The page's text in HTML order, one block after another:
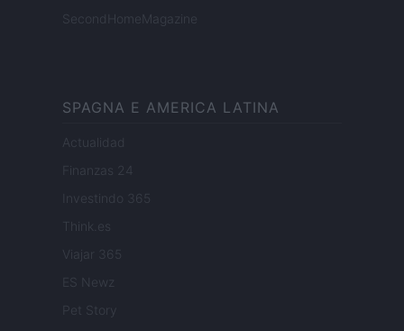
SecondHomeMagazine
SPAGNA E AMERICA LATINA
Actualidad
Finanzas 24
Investindo 365
Think.es
Viajar 365
ES Newz
Pet Story